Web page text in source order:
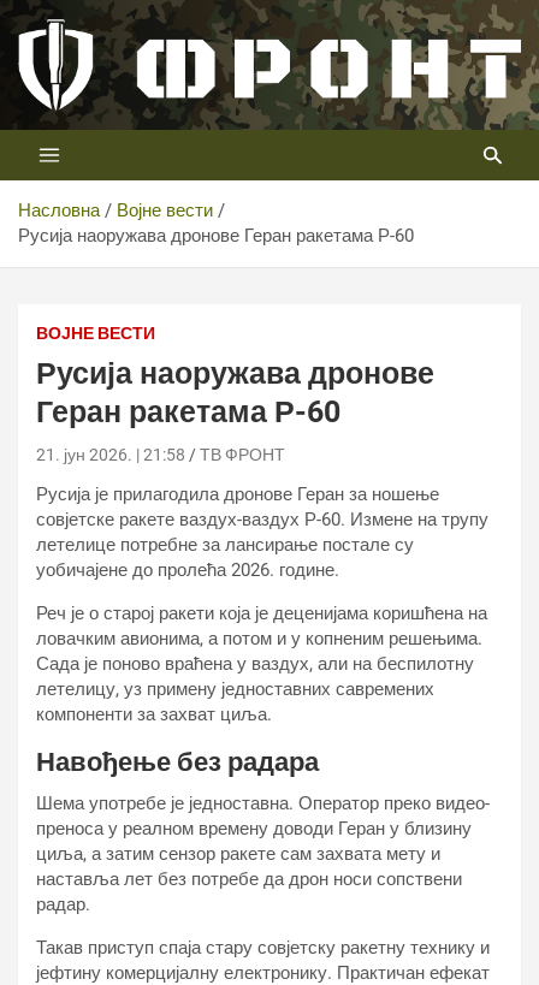
Скип
цонтент
Телевизија ФРОНТ
Први војни канал у Србији
Насловна
Војне вести
Русија наоружава дронове Геран ракетама Р-60
ВОЈНЕ ВЕСТИ
Русија наоружава дронове
Геран ракетама Р-60
21. јун 2026. | 21:58 ТВ ФРОНТ
Русија је прилагодила дронове Геран за ношење
совјетске ракете ваздух-ваздух Р-60. Измене на трупу
летелице потребне за лансирање постале су
уобичајене до пролећа 2026. године.
Реч је о старој ракети која је деценијама коришћена на
ловачким авионима, а потом и у копненим решењима.
Сада је поново враћена у ваздух, али на беспилотну
летелицу, уз примену једноставних савремених
компоненти за захват циља.
Навођење без радара
Шема употребе је једноставна. Оператор преко видео-
преноса у реалном времену доводи Геран у близину
циља, а затим сензор ракете сам захвата мету и
наставља лет без потребе да дрон носи сопствени
радар.
Такав приступ спаја стару совјетску ракетну технику и
јефтину комерцијалну електронику. Практичан ефекат